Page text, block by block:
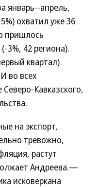
январь--апрель,
охватил уже 36
пришлось
42 региона).
квартал)
во всех
Кавказского,
на экспорт,
тревожно,
растут
Андреева.—
исковеркана